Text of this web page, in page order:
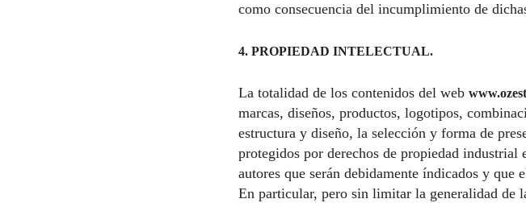
como consecuencia del incumplimiento de
4. PROPIEDAD INTELECTUAL.
La totalidad de los contenidos del web
marcas, diseños, productos, logotipos,
estructura y diseño, la selección y forma de
protegidos por derechos de propiedad industrial
autores que serán debidamente índicados y que
En particular, pero sin limitar la generalidad de